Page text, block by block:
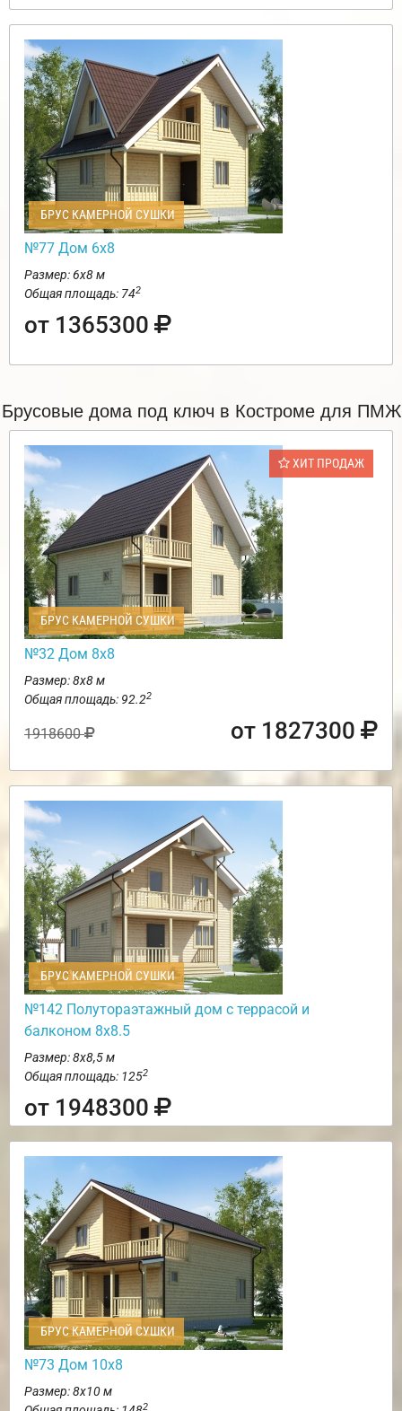
БРУС КАМЕРНОЙ СУШКИ
№77 Дом 6х8
Размер: 6х8 м
Общая площадь: 742
от 1365300
Брусовые дома под ключ в Костроме для ПМЖ
ХИТ ПРОДАЖ
БРУС КАМЕРНОЙ СУШКИ
№32 Дом 8х8
Размер: 8х8 м
Общая площадь: 92.22
1918600 от 1827300
БРУС КАМЕРНОЙ СУШКИ
№142 Полутораэтажный дом с террасой и
балконом 8х8.5
Размер: 8х8,5 м
Общая площадь: 1252
от 1948300
БРУС КАМЕРНОЙ СУШКИ
№73 Дом 10х8
Размер: 8х10 м
2